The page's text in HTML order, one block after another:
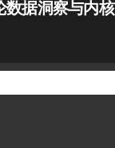
数据洞察与内核